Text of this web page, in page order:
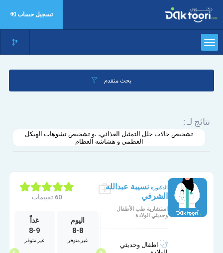
تسجيل حساب
بحث متقدم
نتائج لـ :
تشخيص حالات خلل التمثيل الغذائي، ،و تشخيص تشوهات الهيكل
العظمي و هشاشه العظام
الدكتورة نسيبة عبدالله
الشرفي
استشارية طب الأطفال
وحديثي الولادة
اطفال وحديثي
الخميس
10-1
غير متوفر
10-2
اليوم
8-8
غير متوفر
غداً
8-9
غير متوفر
60 تقييمات